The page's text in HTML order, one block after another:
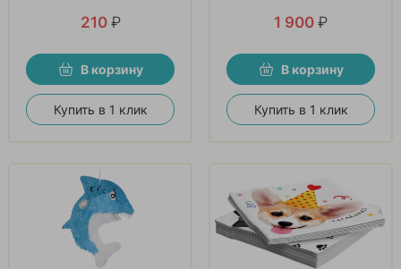
210 ₽
В корзину
Купить в 1 клик
1 900 ₽
В корзину
Купить в 1 клик